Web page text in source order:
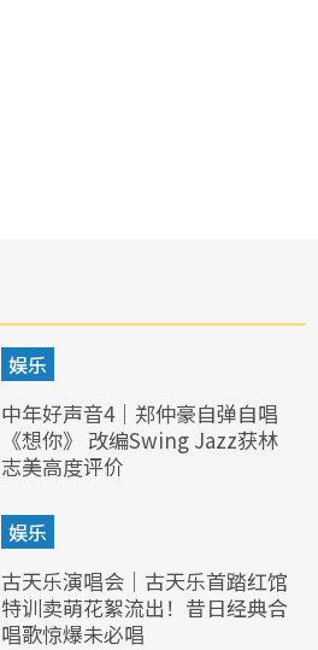
娱乐
中年好声音4｜郑仲豪自弹自唱
《想你》 改编Swing Jazz获林
志美高度评价
娱乐
古天乐演唱会｜古天乐首踏红馆
特训卖萌花絮流出！昔日经典合
唱歌惊爆未必唱